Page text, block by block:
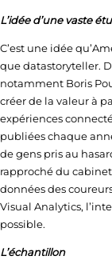
L’idée d’une vaste
C’est une idée
que datastoryteller.
notamment Boris
créer de la valeur à
expériences
publiées chaque
de gens pris au
rapproché du
données des
Visual Analytics,
possible.
L’échantillon